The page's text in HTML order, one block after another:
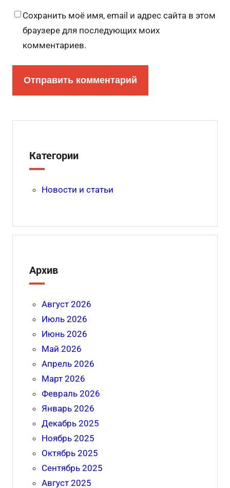
Сохранить моё имя, email и адрес сайта в этом
браузере для последующих моих
комментариев.
Категории
Новости и статьи
Архив
Август 2026
Июль 2026
Июнь 2026
Май 2026
Апрель 2026
Март 2026
Февраль 2026
Январь 2026
Декабрь 2025
Ноябрь 2025
Октябрь 2025
Сентябрь 2025
Август 2025